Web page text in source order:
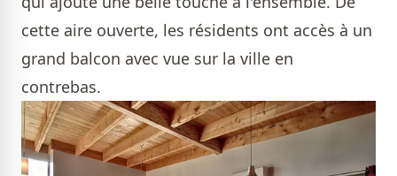
cette aire ouverte, les résidents ont accès à un
grand balcon avec vue sur la ville en
contrebas.